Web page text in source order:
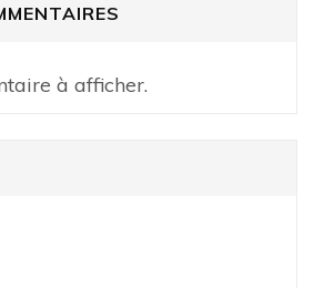
à afficher.